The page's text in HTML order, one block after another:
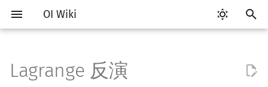
OI Wiki
Getting Started
比赛相关简介
工具软件简介
语言基础简介
算法基础简介
搜索部分简介
动态规划部分简介
字符串部分简介
数字系统简介
数论基础
形式 Laurent 级数
排列组合
线性代数简介
线性规划基础
基本概念
基本概念
博弈论简介
插值
数据结构部分简介
图论部分简介
计算几何部分简介
杂项简介
RMQ
Lagrange 反演